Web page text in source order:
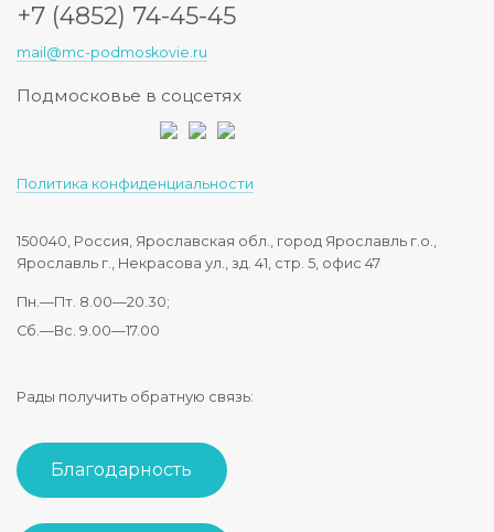
+7 (4852) 74-45-45
mail@mc-podmoskovie.ru
Подмосковье в соцсетях
Политика конфиденциальности
150040, Россия, Ярославская обл., город Ярославль г.о.,
Ярославль г., Некрасова ул., зд. 41, стр. 5, офис 47
Пн.—Пт. 8.00—20.30;
Сб.—Вс. 9.00—17.00
Рады получить обратную связь:
Благодарность